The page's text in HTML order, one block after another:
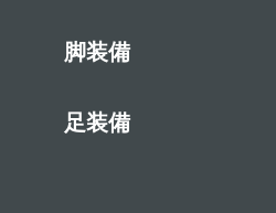
脚装備
足装備